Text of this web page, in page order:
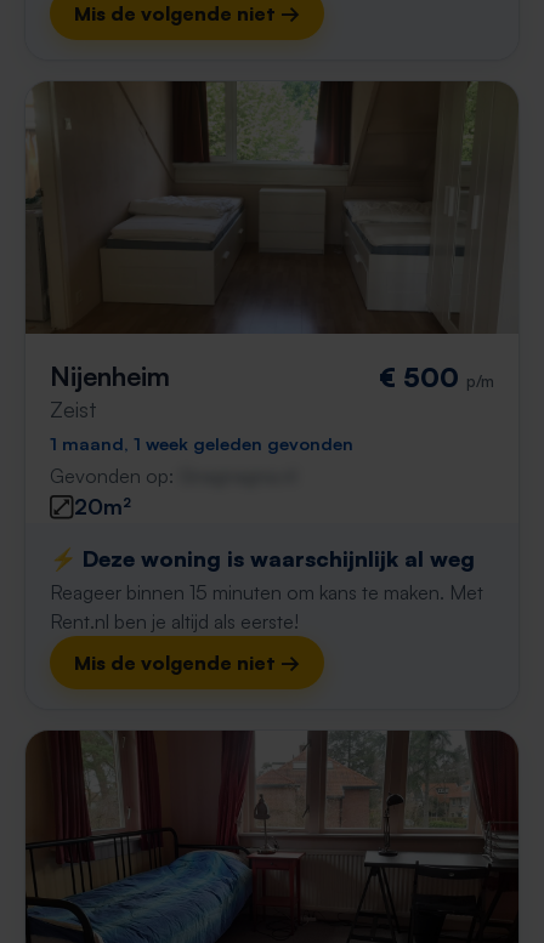
Mis de volgende niet →
Nijenheim
Zeist
€ 500 p/m
1 maand, 1 week geleden gevonden
Gevonden op:
20m²
⚡️ Deze woning is waarschijnlijk al weg
Reageer binnen 15 minuten om kans te maken. Met
Rent.nl ben je altijd als eerste!
Mis de volgende niet →